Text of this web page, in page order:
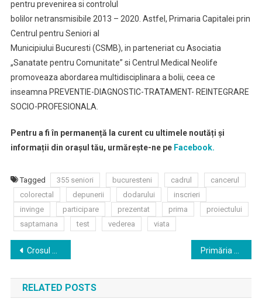
pentru prevenirea si controlul
bolilor netransmisibile 2013 – 2020. Astfel, Primaria Capitalei prin
Centrul pentru Seniori al
Municipiului Bucuresti (CSMB), in parteneriat cu Asociatia
„Sanatate pentru Comunitate” si Centrul Medical Neolife
promoveaza abordarea multidisciplinara a bolii, ceea ce
inseamna PREVENTIE-DIAGNOSTIC-TRATAMENT- REINTEGRARE
SOCIO-PROFESIONALA.
Pentru a fi în permanență la curent cu ultimele noutăți și
informații din orașul tău, urmărește-ne peFacebook.
Tagged 355 seniori bucuresteni cadrul
cancerul
colorectal
depunerii dodarului
inscrieri
invinge
participare prezentat prima
proiectului
saptamana
test vederea viata
Navigare
în
articole
Crosul Epilepsy Challenge 2019 ajunge în Bucureşti pe 22 septembrie
RELATED POSTS